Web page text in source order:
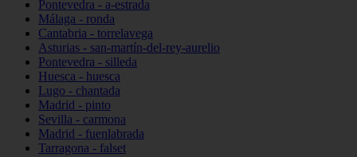
Pontevedra - a-estrada
Málaga - ronda
Cantabria - torrelavega
Asturias - san-martín-del-rey-aurelio
Pontevedra - silleda
Huesca - huesca
Lugo - chantada
Madrid - pinto
Sevilla - carmona
Madrid - fuenlabrada
Tarragona - falset